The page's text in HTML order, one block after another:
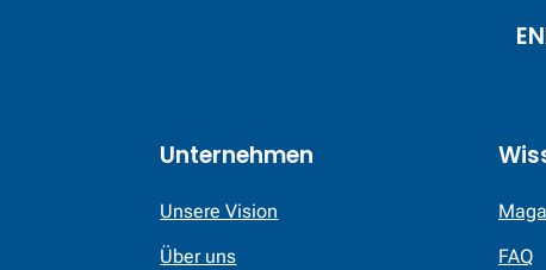
Unternehmen
Unsere Vision
Über uns
FAQ